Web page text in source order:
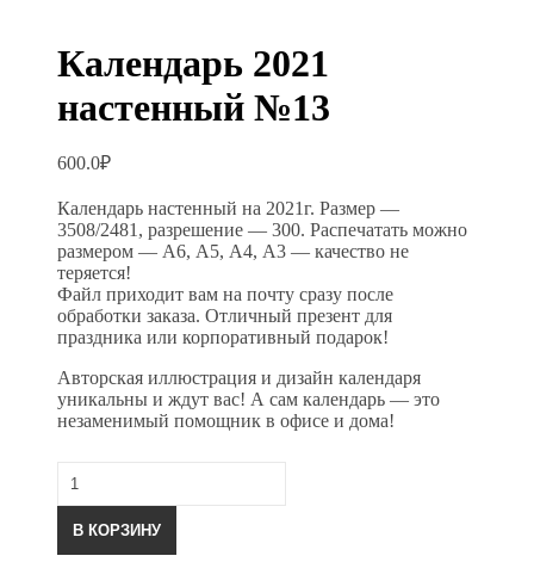
Календарь 2021
настенный №13
600.0₽
Календарь настенный на 2021г. Размер —
3508/2481, разрешение — 300. Распечатать можно
размером — А6, А5, А4, А3 — качество не
теряется!
Файл приходит вам на почту сразу после
обработки заказа. Отличный презент для
праздника или корпоративный подарок!
Авторская иллюстрация и дизайн календаря
уникальны и ждут вас! А сам календарь — это
незаменимый помощник в офисе и дома!
товара
2021
настенный
В КОРЗИНУ